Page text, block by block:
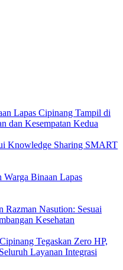
Lapas Cipinang Tampil di
dan Kesempatan Kedua
Knowledge Sharing SMART
Warga Binaan Lapas
Razman Nasution: Sesuai
Kesehatan
Tegaskan Zero HP,
Layanan Integrasi